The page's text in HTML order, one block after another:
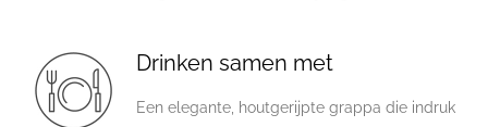
Drinken samen met
Een elegante, houtgerijpte grappa die indruk